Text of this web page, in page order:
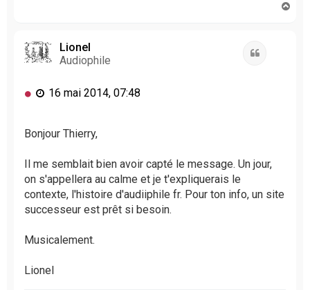
Lionel
Audiophile
M
s
e
n
o
n
u
16 mai 2014, 07:48
Bonjour Thierry,
Il me semblait bien avoir capté le message. Un jour,
on s'appellera au calme et je t'expliquerais le
contexte, l'histoire d'audiiphile fr. Pour ton info, un site
successeur est prêt si besoin.
Musicalement.
Lionel